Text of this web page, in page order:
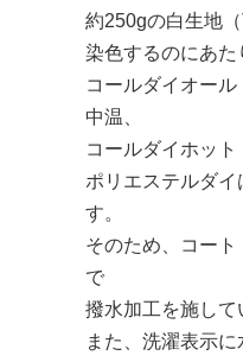
約250gの白生地
染色するのにあた
コールダイオー
中温、
コールダイホット
ポリエステルダ
す。
そのため、コー
で
撥水加工を施して
また、洗濯表示